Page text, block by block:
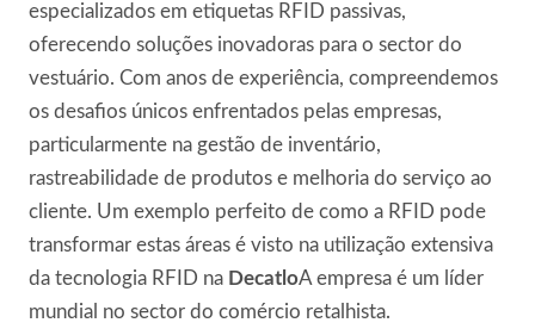
especializados em etiquetas RFID passivas,
oferecendo soluções inovadoras para o sector do
vestuário. Com anos de experiência, compreendemos
os desafios únicos enfrentados pelas empresas,
particularmente na gestão de inventário,
rastreabilidade de produtos e melhoria do serviço ao
cliente. Um exemplo perfeito de como a RFID pode
transformar estas áreas é visto na utilização extensiva
da tecnologia RFID na DecatloA empresa é um líder
mundial no sector do comércio retalhista.